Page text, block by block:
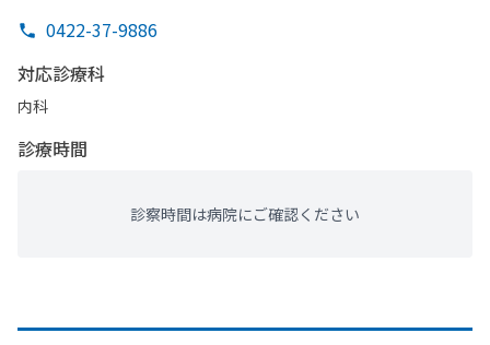
0422-37-9886
対応診療科
内科
診療時間
診察時間は病院にご確認ください